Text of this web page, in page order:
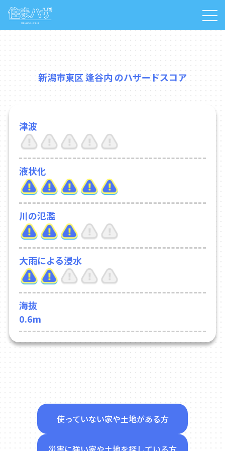
新潟市東区 逢谷内 のハザードスコア
津波
液状化
川の氾濫
大雨による浸水
海抜
0.6m
使っていない家や土地がある方